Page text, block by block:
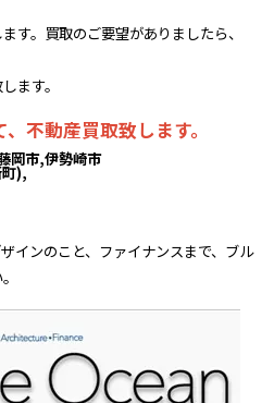
す。買取のご要望がありましたら、
ます。
不動産買取致します。
岡市,伊勢崎市
),
インのこと、ファイナンスまで、ブル